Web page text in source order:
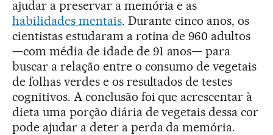
ajudar a preservar a memória e as
habilidades mentais. Durante cinco anos, os
cientistas estudaram a rotina de 960 adultos
—com média de idade de 91 anos— para
buscar a relação entre o consumo de vegetais
de folhas verdes e os resultados de testes
cognitivos. A conclusão foi que acrescentar à
dieta uma porção diária de vegetais dessa cor
pode ajudar a deter a perda da memória.